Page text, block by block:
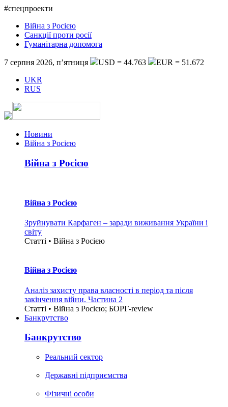
#спецпроекти
Війна з Росією
Санкції проти росії
Гуманітарна допомога
7 серпня 2026, п’ятниця USD = 44.763
EUR = 51.672
UKR
RUS
Новини
Війна з Росією
Війна з Росією
Війна з Росією
Зруйнувати Карфаген – заради виживання України і
світу
Статті • Війна з Росією
Війна з Росією
Аналіз захисту права власності в період та після
закінчення війни. Частина 2
Статті • Війна з Росією; БОРГ-review
Банкрутство
Банкрутство
Реальний сектор
Державні підприємства
Фізичні особи